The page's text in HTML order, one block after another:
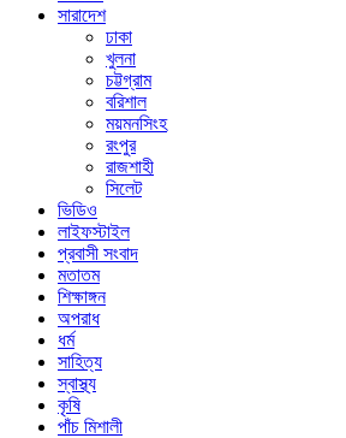
সারাদেশ
ঢাকা
খুলনা
চট্টগ্রাম
বরিশাল
ময়মনসিংহ
রংপুর
রাজশাহী
সিলেট
ভিডিও
লাইফস্টাইল
প্রবাসী সংবাদ
মতাতম
শিক্ষাঙ্গন
অপরাধ
ধর্ম
সাহিত্য
স্বাস্থ্য
কৃষি
পাঁচ মিশালী